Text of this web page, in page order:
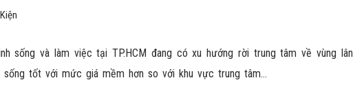
sống và làm việc tại TP.HCM đang có xu hướng rời trung tâm về vùng lân
tốt với mức giá mềm hơn so với khu vực trung tâm…